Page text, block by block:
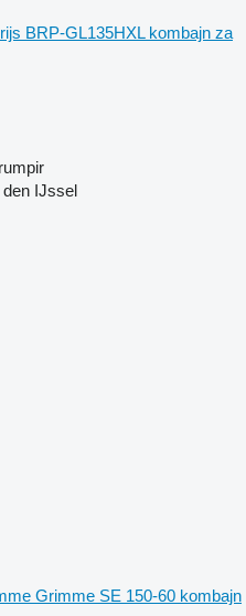
BRP-GL135HXL kombajn za
IJssel
Grimme SE 150-60 kombajn